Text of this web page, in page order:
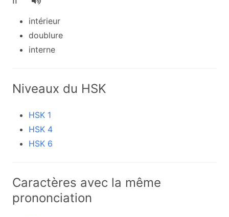
intérieur
doublure
interne
Niveaux du HSK
HSK 1
HSK 4
HSK 6
Caractères avec la même
prononciation